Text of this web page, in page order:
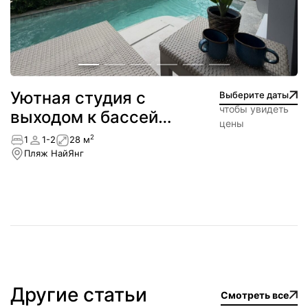
Уютная студия с
выходом к бассейну
— NEW!
Выберите даты
чтобы увидеть
цены
1 1-2 28 м2
Пляж НайЯнг
Другие статьи Смотреть все